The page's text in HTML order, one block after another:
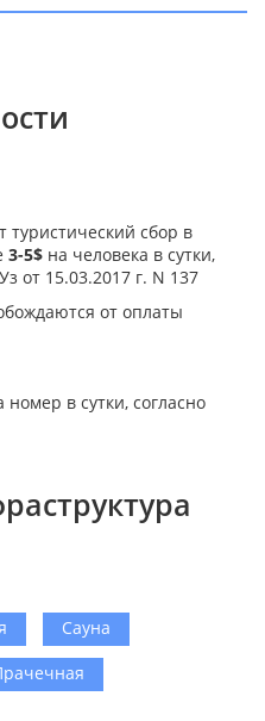
сбор в
3-5$ на человека в сутки,
от 15.03.2017 г. N 137
от оплаты
в сутки, согласно
Сауна